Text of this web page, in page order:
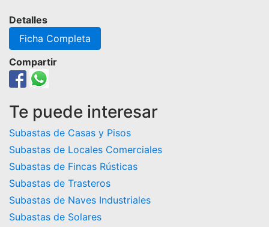
Detalles
Ficha Completa
Compartir
Te puede interesar
Subastas de Casas y Pisos
Subastas de Locales Comerciales
Subastas de Fincas Rústicas
Subastas de Trasteros
Subastas de Naves Industriales
Subastas de Solares